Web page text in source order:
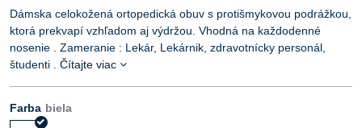
Dámska celokožená ortopedická obuv s protišmykovou podrážkou,
ktorá prekvapí vzhľadom aj výdržou. Vhodná na každodenné
nosenie . Zameranie : Lekár, Lekárnik, zdravotnícky personál,
študenti . Čítajte viac
Farba